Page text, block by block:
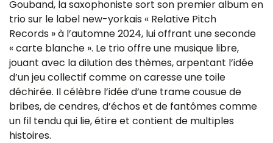
Gouband, la saxophoniste sort son premier album en
trio sur le label new-yorkais « Relative Pitch
Records » à l’automne 2024, lui offrant une seconde
« carte blanche ». Le trio offre une musique libre,
jouant avec la dilution des thèmes, arpentant l’idée
d’un jeu collectif comme on caresse une toile
déchirée. Il célèbre l’idée d’une trame cousue de
bribes, de cendres, d’échos et de fantômes comme
un fil tendu qui lie, étire et contient de multiples
histoires.